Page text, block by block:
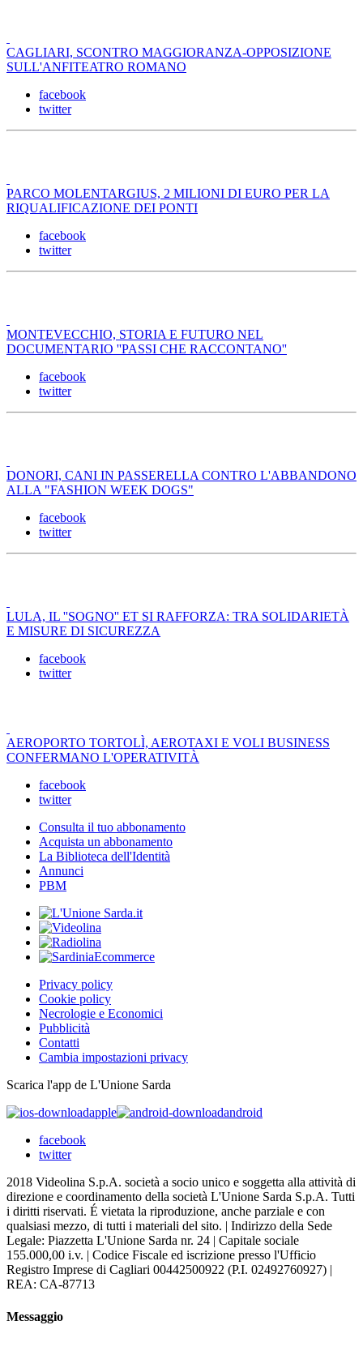
CAGLIARI, SCONTRO MAGGIORANZA-OPPOSIZIONE
SULL'ANFITEATRO ROMANO
facebook
twitter
PARCO MOLENTARGIUS, 2 MILIONI DI EURO PER LA
RIQUALIFICAZIONE DEI PONTI
facebook
twitter
MONTEVECCHIO, STORIA E FUTURO NEL
DOCUMENTARIO ''PASSI CHE RACCONTANO''
facebook
twitter
DONORI, CANI IN PASSERELLA CONTRO L'ABBANDONO
ALLA "FASHION WEEK DOGS"
facebook
twitter
LULA, IL ''SOGNO'' ET SI RAFFORZA: TRA SOLIDARIETÀ
E MISURE DI SICUREZZA
facebook
twitter
AEROPORTO TORTOLÌ, AEROTAXI E VOLI BUSINESS
CONFERMANO L'OPERATIVITÀ
facebook
twitter
Consulta il tuo abbonamento
Acquista un abbonamento
La Biblioteca dell'Identità
Annunci
PBM
Privacy policy
Cookie policy
Necrologie e Economici
Pubblicità
Contatti
Cambia impostazioni privacy
Scarica l'app de L'Unione Sarda
apple
android
facebook
twitter
2018 Videolina S.p.A. società a socio unico e soggetta alla attività di
direzione e coordinamento della società L'Unione Sarda S.p.A. Tutti
i diritti riservati. É vietata la riproduzione, anche parziale e con
qualsiasi mezzo, di tutti i materiali del sito. | Indirizzo della Sede
Legale: Piazzetta L'Unione Sarda nr. 24 | Capitale sociale
155.000,00 i.v. | Codice Fiscale ed iscrizione presso l'Ufficio
Registro Imprese di Cagliari 00442500922 (P.I. 02492760927) |
REA: CA-87713
Messaggio